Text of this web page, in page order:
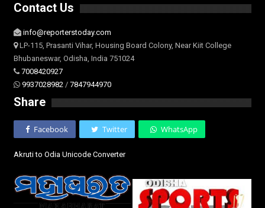
Contact Us
info@reporterstoday.com
LP-115, Prasanti Vihar, Housing Board Colony, Near Kiit College
Bhubaneswar, Odisha, India 751024
7008420927
9937028982 / 7847944970
Share
Facebook Twitter WhatsApp
Akruti to Odia Unicode Converter